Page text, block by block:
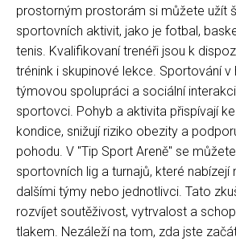
prostorným prostorám si můžete užít
sportovních aktivit, jako je fotbal,
tenis. Kvalifikovaní trenéři jsou k
trénink i skupinové lekce. Sportování v
týmovou spolupráci a sociální
sportovci. Pohyb a aktivita přispívají
kondice, snižují riziko obezity a
pohodu. V "Tip Sport Areně" se
sportovních lig a turnajů, které
dalšími týmy nebo jednotlivci. Tato
rozvíjet soutěživost, vytrvalost a
tlakem. Nezáleží na tom, zda jste